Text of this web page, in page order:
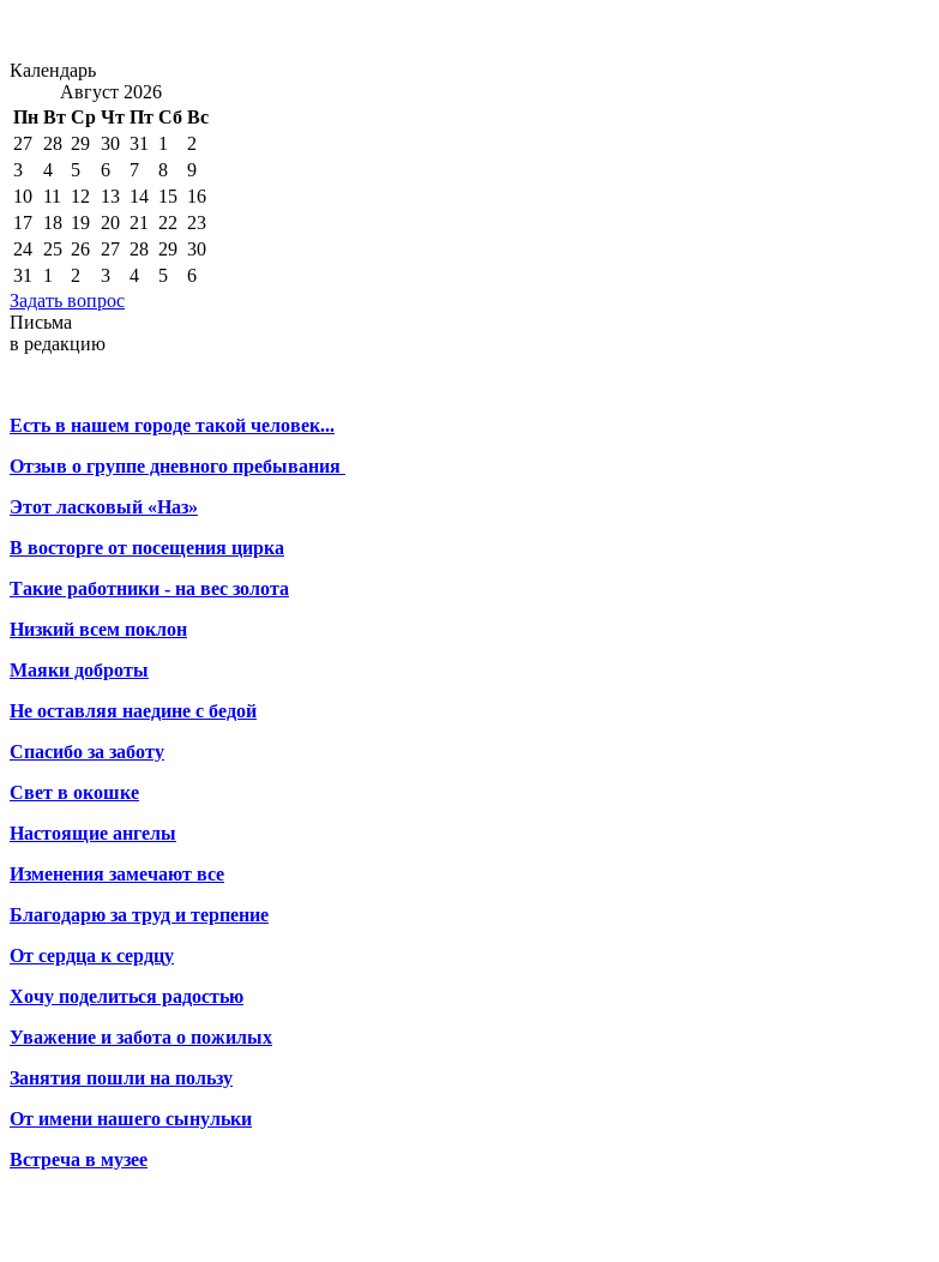
Календарь
Август 2026
Пн Вт Ср Чт Пт Сб Вс
27 28 29 30 31 1
2
3
4 5 6 7 8
9
10 11 12 13 14 15 16
17 18 19 20 21 22 23
24 25 26 27 28 29 30
31
1 2 3 4 5
6
Задать вопрос
Письма
в редакцию
Есть в нашем городе такой человек...
Отзыв о группе дневного пребывания
Этот ласковый «Наз»
В восторге от посещения цирка
Такие работники - на вес золота
Низкий всем поклон
Маяки доброты
Не оставляя наедине с бедой
Спасибо за заботу
Свет в окошке
Настоящие ангелы
Изменения замечают все
Благодарю за труд и терпение
От сердца к сердцу
Хочу поделиться радостью
Уважение и забота о пожилых
Занятия пошли на пользу
От имени нашего сынульки
Встреча в музее